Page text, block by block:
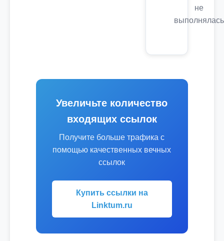
не
выполнялась
Увеличьте количество
входящих ссылок
Получите больше трафика с
помощью качественных вечных
ссылок
Купить ссылки на
Linktum.ru